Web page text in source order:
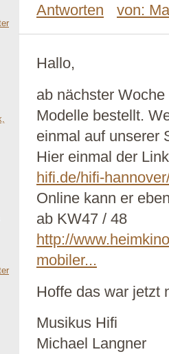
Antworten von:
Hallo,
ab nächster
Modelle bestellt.
einmal auf unserer
Hier einmal der
hifi.de/hifi-
Online kann er
ab KW47 / 48
http://
mobiler...
Hoffe das war jetzt
Musikus Hifi
Michael Langner